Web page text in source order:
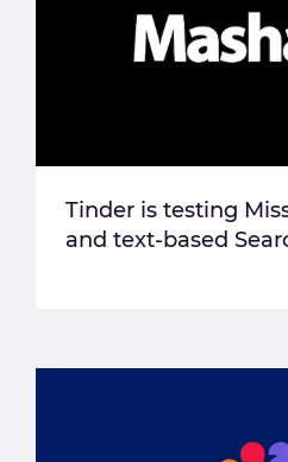
Tinder is testing
and text-based